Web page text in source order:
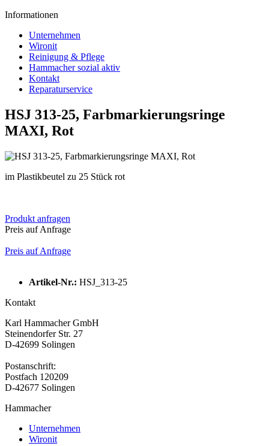
Informationen
Unternehmen
Wironit
Reinigung & Pflege
Hammacher sozial aktiv
Kontakt
Reparaturservice
HSJ 313-25, Farbmarkierungsringe
MAXI, Rot
im Plastikbeutel zu 25 Stück rot
Produkt anfragen
Preis auf Anfrage
Preis auf Anfrage
Artikel-Nr.: HSJ_313-25
Kontakt
Karl Hammacher GmbH
Steinendorfer Str. 27
D-42699 Solingen
Postanschrift:
Postfach 120209
D-42677 Solingen
Hammacher
Unternehmen
Wironit